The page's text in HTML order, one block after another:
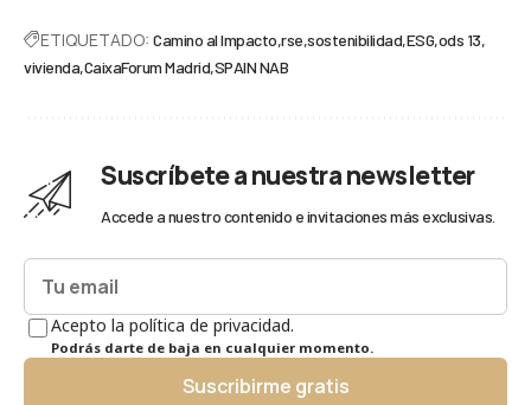
ETIQUETADO: Camino al Impacto rse sostenibilidad ESG ods 13
vivienda CaixaForum Madrid SPAIN NAB
Suscríbete a nuestra newsletter
Accede a nuestro contenido e invitaciones más exclusivas.
Acepto la política de privacidad.
Podrás darte de baja en cualquier momento.
Suscribirme gratis